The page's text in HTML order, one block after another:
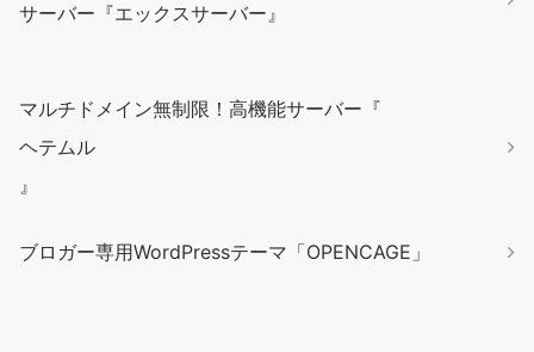
サーバー『エックスサーバー』
マルチドメイン無制限！高機能サーバー『
ヘテムル
』
ブロガー専用WordPressテーマ「OPENCAGE」